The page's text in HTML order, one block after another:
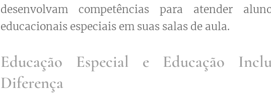
desenvolvam competências para atender
educacionais especiais em suas salas de aula.
Educação Especial e Educação
Diferença